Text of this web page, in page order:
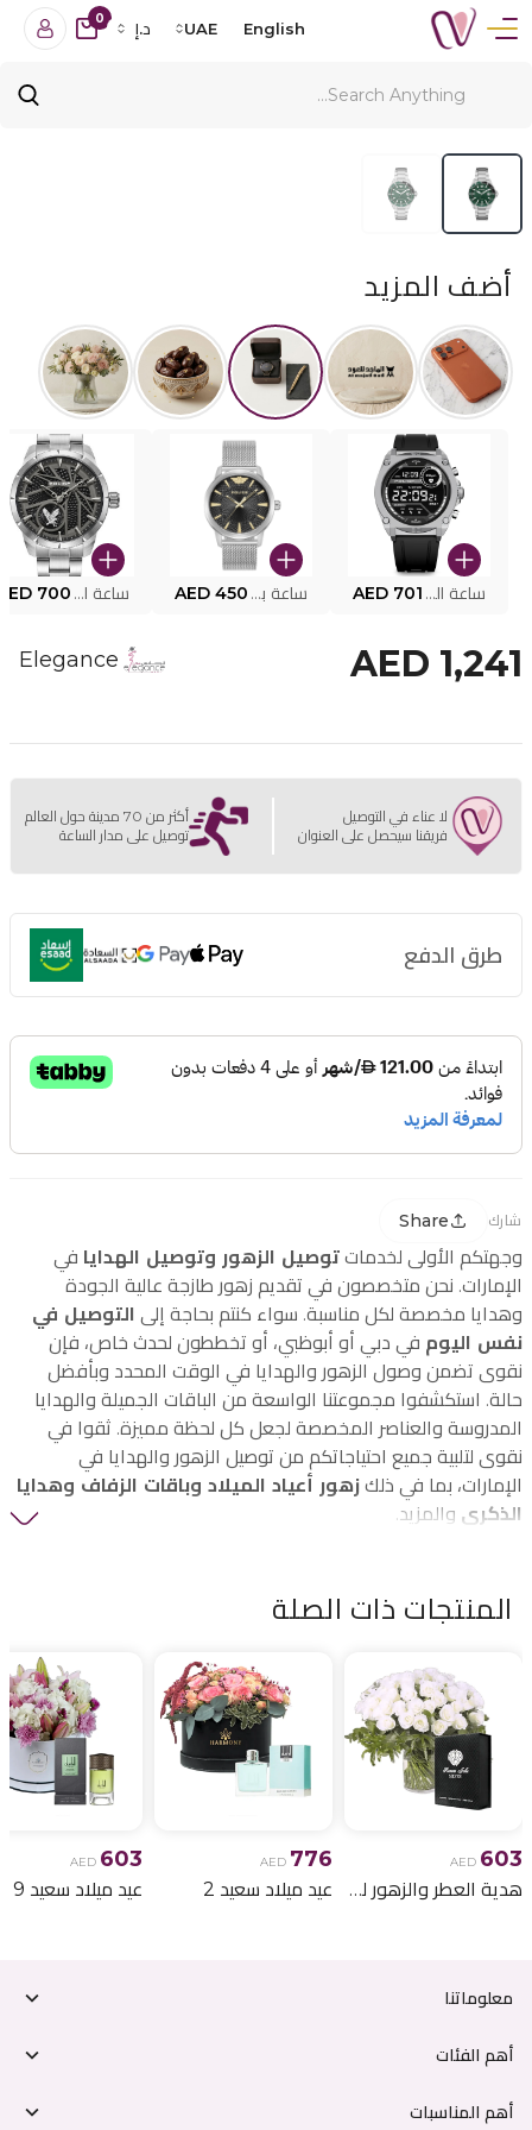
English
UAE د.إ
0
أضف المزيد
ساعة البوليس الذكية MY.AVATAR PEIUN0000101 AED 701 ساعة بوليس للرجال PEWJG0005002 AED 450 ساعة البوليس PEWJG2227302 700
AED 1,241
Elegance
لا عناء في التوصيل
فريقنا سيحصل على العنوان
أكثر من 70 مدينة حول العالم
توصيل على مدار الساعة
طرق الدفع
شارك Share
وجهتكم الأولى لخدمات توصيل الزهور وتوصيل الهدايا في
الإمارات. نحن متخصصون في تقديم زهور طازجة عالية الجودة
وهدايا مخصصة لكل مناسبة. سواء كنتم بحاجة إلى التوصيل في
نفس اليوم في دبي أو أبوظبي، أو تخططون لحدث خاص، فإن
نقوى تضمن وصول الزهور والهدايا في الوقت المحدد وبأفضل
حالة. استكشفوا مجموعتنا الواسعة من الباقات الجميلة والهدايا
المدروسة والعناصر المخصصة لجعل كل لحظة مميزة. ثقوا في
نقوى لتلبية جميع احتياجاتكم من توصيل الزهور والهدايا في
الإمارات، بما في ذلك زهور أعياد الميلاد وباقات الزفاف وهدايا
الذكرى والمزيد.
المنتجات ذات الصلة
AED 603
هدية العطر والزهور لعيد الميلاد 6
AED 776
عيد ميلاد سعيد 2
AED 603
عيد ميلاد سعيد 9
معلوماتنا
أهم الفئات
أهم المناسبات